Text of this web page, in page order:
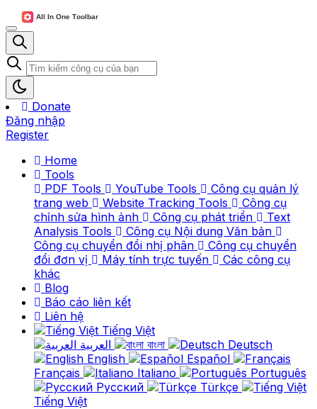
Donate
Đăng nhập
Register
Home
Tools
PDF Tools
YouTube Tools
Công cụ quản lý
trang web
Website Tracking Tools
Công cụ
chỉnh sửa hình ảnh
Công cụ phát triển
Text
Analysis Tools
Công cụ Nội dung Văn bản
Công cụ chuyển đổi nhị phân
Công cụ chuyển
đổi đơn vị
Máy tính trực tuyến
Các công cụ
khác
Blog
Báo cáo liên kết
Liên hệ
Tiếng Việt
বাংলা
Deutsch
English
Español
Français
Italiano
Português
Русский
Türkçe
Tiếng Việt